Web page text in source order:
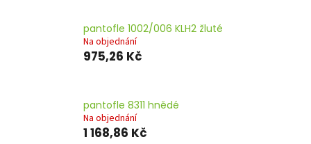
pantofle 1002/006 KLH2 žluté
Na objednání
975,26 Kč
pantofle 8311 hnědé
Na objednání
1 168,86 Kč